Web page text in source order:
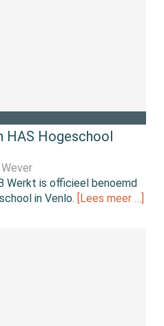
HAS Hogeschool
Werkt is officieel benoemd
in Venlo. [Lees meer …]